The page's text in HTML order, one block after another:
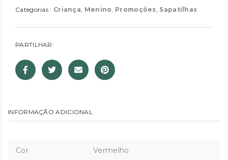
Categorias : Criança, Menino, Promoções, Sapatilhas
PARTILHAR:
INFORMAÇÃO ADICIONAL
Cor Vermelho